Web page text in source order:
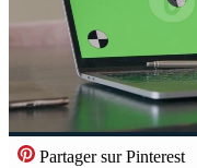
Partager sur Pinterest